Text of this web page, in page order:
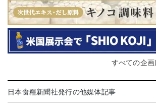
すべての企
日本食糧新聞社発行の他媒体記事